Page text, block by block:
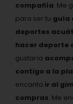
compañía. Me
para ser tu guía
deportes
hacer deporte
gustaría
contigo a la
encanta ir al
compras. Me